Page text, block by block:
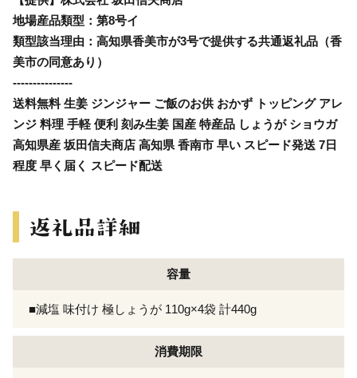
地場産品類型：第8号イ
類型該当理由：高知県香美市が3号で提供する共通返礼品（香
美市の同意あり）
---------------
送料無料 生姜 ジンジャー ご飯のお供 おかず トッピング アレ
ンジ 料理 手軽 便利 刻み生姜 国産 特産品 しょうが ショウガ
高知県産 坂田信夫商店 高知県 香南市 早い スピード発送 7日
程度 早く届く スピード配送
容量
■減塩 味付け 極しょうが 110g×4袋 計440g
消費期限